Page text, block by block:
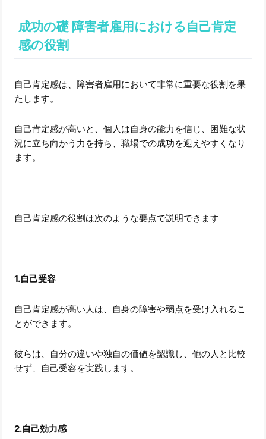
成功の礎 障害者雇用における自己肯定
感の役割
自己肯定感は、障害者雇用において非常に重要な役割を果
たします。
自己肯定感が高いと、個人は自身の能力を信じ、困難な状
況に立ち向かう力を持ち、職場での成功を迎えやすくなり
ます。
自己肯定感の役割は次のような要点で説明できます
1.自己受容
自己肯定感が高い人は、自身の障害や弱点を受け入れるこ
とができます。
彼らは、自分の違いや独自の価値を認識し、他の人と比較
せず、自己受容を実践します。
2.自己効力感